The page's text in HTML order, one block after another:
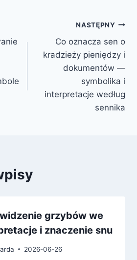
NASTĘPNY
Co oznacza sen o
kradzieży pieniędzy i
dokumentów —
symbolika i
interpretacje według
sennika
grzybów we
i znaczenie snu
2026-06-26